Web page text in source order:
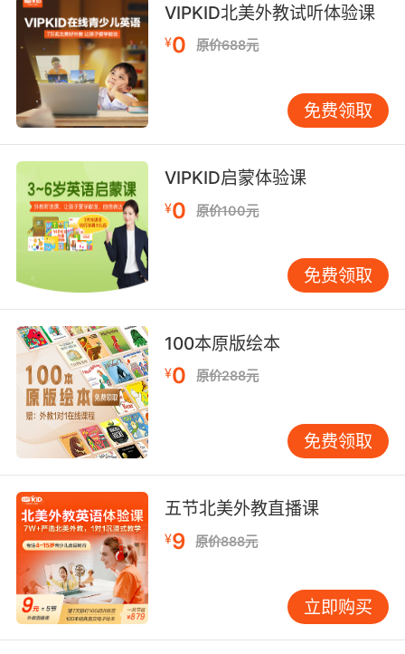
电脑端的稳定性与扩展性
PC或Mac电脑在处理高清视频、多任务操作（如
边听课边记笔记）时更具优势。VIPKID的互动白
板功能在电脑端支持手写轨迹实时同步，这对纠
正孩子书写习惯尤为重要。但部分低配置电脑可
能出现卡顿，尤其在网络不佳时，视频延迟会干
扰师生对话节奏。
优化建议：使用Chrome浏览器并关闭后台程
序，确保设备内存占用率低于50%；定期清理缓
存文件，避免课件加载缓慢。
二、核心功能实操：从登录到互动的全流程技巧
掌握设备的基础操作是保障学习流畅度的前提，
而深度功能挖掘则能显著提升课堂参与感。以下
以VIPKID平台为例，解析关键步骤的操作细节。
课前准备：设备检测与环境调试
正式上课前，需通过VIPKID客户端的“设备自检”
功能，检查摄像头、麦克风、扬声器是否正常。
例如，测试麦克风时，系统会要求用户朗读一段
英文短句，若音量低于阈值则会提示调整。部分
家长曾反馈，孩子因未关闭其他应用的麦克风权
限，导致课堂中声音断断续续（VIPKID用户调研
数据，2023）。
解决方案：在手机设置中关闭非必要应用的麦克
风权限，并将VIPKID设为“始终允许”；使用有线
耳机可减少环境噪音干扰，尤其适合在嘈杂环境
VIPKID北美外教试听体验课
¥0 原价688元
免费领取
VIPKID启蒙体验课
¥0 原价100元
免费领取
100本原版绘本
¥0 原价288元
免费领取
五节北美外教直播课
¥9 原价888元
立即购买